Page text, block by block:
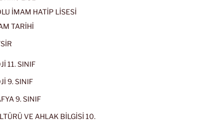
İMAM HATİP LİSESİ
TARİHİ
11. SINIF
9. SINIF
9. SINIF
VE AHLAK BİLGİSİ 10.